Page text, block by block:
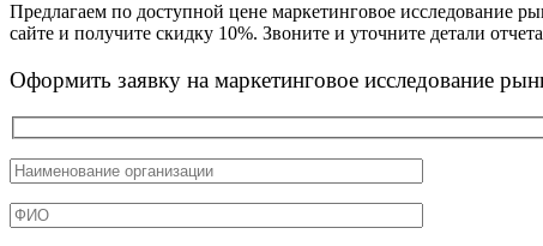
Предлагаем по доступной цене маркетинговое исследование
сайте и получите скидку 10%. Звоните и уточните детали
Оформить заявку на маркетинговое исследование